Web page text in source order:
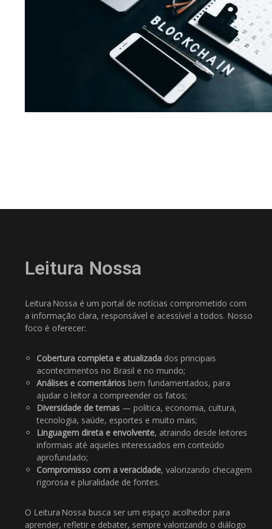
Leitura Nossa
Leitura Nossa é um portal de notícias comprometido com
a informação clara, responsável e acessível a todos. Nosso
foco é oferecer:
Cobertura completa e atualizada dos principais
acontecimentos no Brasil e no mundo;
Análises e comentários bem fundamentados, para
ajudar o leitor a compreender os fatos;
Diversidade de temas — política, economia, cultura,
tecnologia, saúde, esportes e muito mais;
Linguagem direta e envolvente, atraindo desde leitores
informais até aqueles interessados em conteúdo
aprofundado;
Compromisso com a veracidade, valorizando checagem
rigorosa e pluralidade de fontes.
O Leitura Nossa busca ser um espaço acolhedor para
aprender, refletir e debater, sempre valorizando o diálogo